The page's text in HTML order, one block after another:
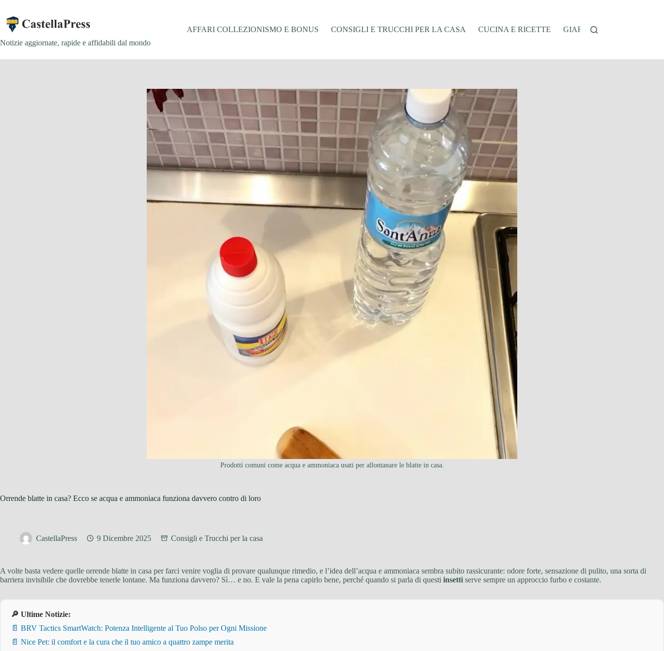
contenuto
Notizie aggiornate, rapide e affidabili dal mondo
AFFARI COLLEZIONISMO E BONUS CONSIGLI E TRUCCHI PER LA CASA CUCINA E RICETTE GIARDINAGGIO
Prodotti comuni come acqua e ammoniaca usati per allontanare le blatte in casa.
Orrende blatte in casa? Ecco se acqua e ammoniaca funziona davvero contro di loro
CastellaPress 9 Dicembre 2025 Consigli e Trucchi per la casa
A volte basta vedere quelle orrende blatte in casa per farci venire voglia di provare qualunque rimedio, e l’idea dell’acqua e ammoniaca sembra subito rassicurante: odore forte, sensazione di pulito, una sorta di
barriera invisibile che dovrebbe tenerle lontane. Ma funziona davvero? Sì… e no. E vale la pena capirlo bene, perché quando si parla di questi insetti serve sempre un approccio furbo e costante.
🔎 Ultime Notizie:
📄 BRV Tactics SmartWatch: Potenza Intelligente al Tuo Polso per Ogni Missione
📄 Nice Pet: il comfort e la cura che il tuo amico a quattro zampe merita